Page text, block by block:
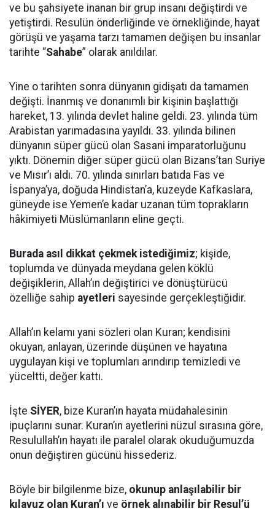
ve bu şahsiyete inanan bir grup insanı değiştirdi ve
yetiştirdi. Resulün önderliğinde ve örnekliğinde, hayat
görüşü ve yaşama tarzı tamamen değişen bu insanlar
tarihte “Sahabe” olarak anıldılar.
Yine o tarihten sonra dünyanın gidişatı da tamamen
değişti. İnanmış ve donanımlı bir kişinin başlattığı
hareket, 13. yılında devlet haline geldi. 23. yılında tüm
Arabistan yarımadasına yayıldı. 33. yılında bilinen
dünyanın süper gücü olan Sasani imparatorluğunu
yıktı. Dönemin diğer süper gücü olan Bizans’tan Suriye
ve Mısır’ı aldı. 70. yılında sınırları batıda Fas ve
İspanya’ya, doğuda Hindistan’a, kuzeyde Kafkaslara,
güneyde ise Yemen’e kadar uzanan tüm toprakların
hâkimiyeti Müslümanların eline geçti.
Burada asıl dikkat çekmek istediğimiz; kişide,
toplumda ve dünyada meydana gelen köklü
değişiklerin, Allah’ın değiştirici ve dönüştürücü
özelliğe sahip ayetleri sayesinde gerçekleştiğidir.
Allah’ın kelamı yani sözleri olan Kuran; kendisini
okuyan, anlayan, üzerinde düşünen ve hayatına
uygulayan kişi ve toplumları arındırıp temizledi ve
yüceltti, değer kattı.
İşte SİYER, bize Kuran’ın hayata müdahalesinin
ipuçlarını sunar. Kuran’ın ayetlerini nüzul sırasına göre,
Resulullah’ın hayatı ile paralel olarak okuduğumuzda
onun değiştiren gücünü hissederiz.
Böyle bir bilgilenme bize, okunup anlaşılabilir bir
kılavuz olan Kuran’ı ve örnek alınabilir bir Resul’ü